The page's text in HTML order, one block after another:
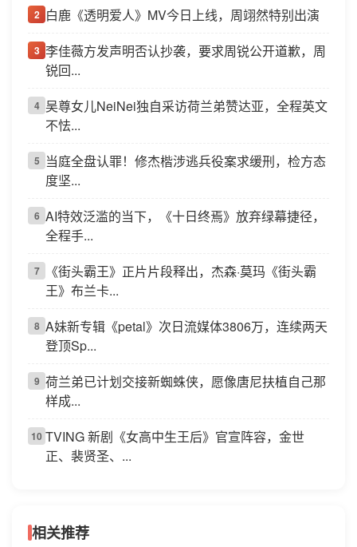
2 白鹿《透明爱人》MV今日上线，周翊然特别出演
3 李佳薇方发声明否认抄袭，要求周锐公开道歉，周
锐回...
4 吴尊女儿NeiNei独自采访荷兰弟赞达亚，全程英文
不怯...
5 当庭全盘认罪！修杰楷涉逃兵役案求缓刑，检方态
度坚...
6 AI特效泛滥的当下，《十日终焉》放弃绿幕捷径，
全程手...
7
《街头霸王》正片片段释出，杰森·莫玛《街头霸
王》布兰卡...
8 A妹新专辑《petal》次日流媒体3806万，连续两天
登顶Sp...
9 荷兰弟已计划交接新蜘蛛侠，愿像唐尼扶植自己那
样成...
10 TVING 新剧《女高中生王后》官宣阵容，金世
正、裴贤圣、...
相关推荐